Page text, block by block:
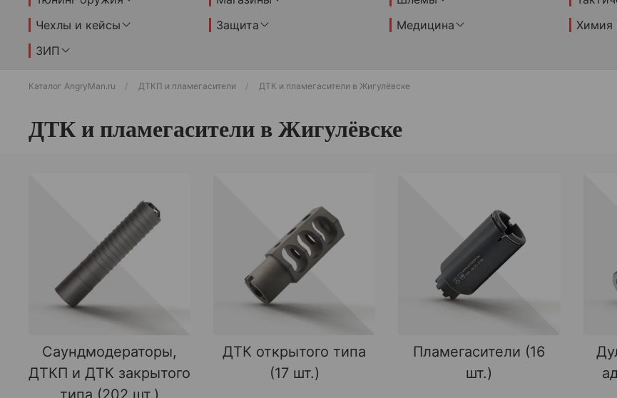
Чехлы и кейсы
Защита Медицина Химия
ЗИП
Каталог AngryMan.ru ДТКП и пламегасители ДТК и пламегасители в Жигулёвске
ДТК и пламегасители в Жигулёвске
Саундмодераторы,
ДТКП и ДТК закрытого
ДТК открытого типа
(17 шт.)
Пламегасители (16
шт.)